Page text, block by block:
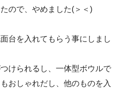
ので、やめました(＞＜)
台を入れてもらう事にしまし
けられるし、一体型ボウルで
おしゃれだし、他のものを入